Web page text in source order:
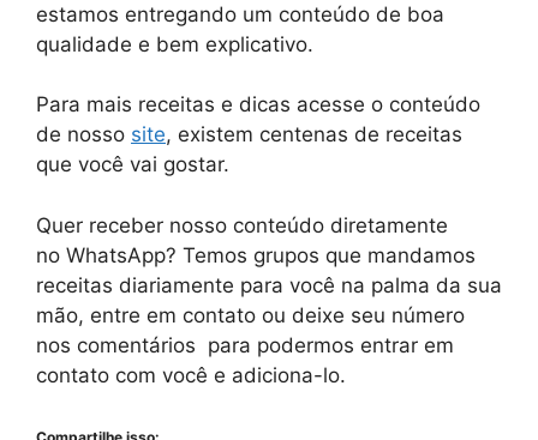
estamos entregando um conteúdo de boa
qualidade e bem explicativo.
Para mais receitas e dicas acesse o conteúdo
de nosso site, existem centenas de receitas
que você vai gostar.
Quer receber nosso conteúdo diretamente
no WhatsApp? Temos grupos que mandamos
receitas diariamente para você na palma da sua
mão, entre em contato ou deixe seu número
nos comentários para podermos entrar em
contato com você e adiciona-lo.